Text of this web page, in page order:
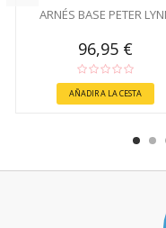
ARNÉS BASE PETER
96,95 €
AÑADIR A LA CESTA